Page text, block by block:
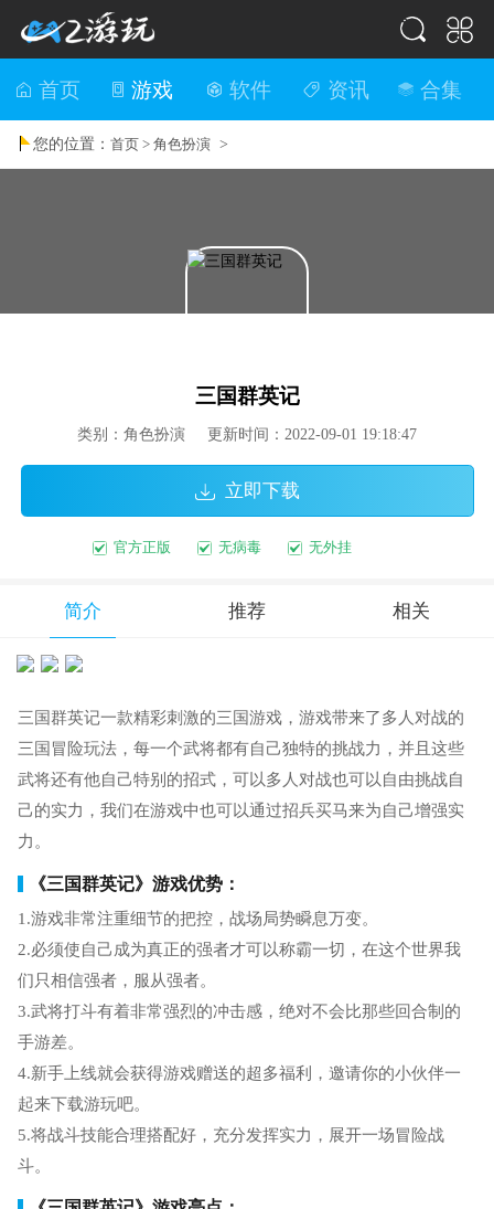
首页 游戏 软件 资讯 合集
您的位置：首页 >角色扮演 >
三国群英记
类别：角色扮演 更新时间：2022-09-01 19:18:47
立即下载
官方正版 无病毒 无外挂
简介 推荐 相关
三国群英记一款精彩刺激的三国游戏，游戏带来了多人对战的
三国冒险玩法，每一个武将都有自己独特的挑战力，并且这些
武将还有他自己特别的招式，可以多人对战也可以自由挑战自
己的实力，我们在游戏中也可以通过招兵买马来为自己增强实
力。
《三国群英记》游戏优势：
1.游戏非常注重细节的把控，战场局势瞬息万变。
2.必须使自己成为真正的强者才可以称霸一切，在这个世界我
们只相信强者，服从强者。
3.武将打斗有着非常强烈的冲击感，绝对不会比那些回合制的
手游差。
4.新手上线就会获得游戏赠送的超多福利，邀请你的小伙伴一
起来下载游玩吧。
5.将战斗技能合理搭配好，充分发挥实力，展开一场冒险战
斗。